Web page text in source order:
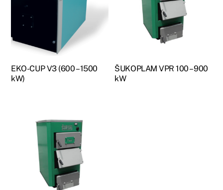
EKO-CUP V3 (600 – 1500
kW)
ŠUKOPLAM VPR 100 – 900
kW